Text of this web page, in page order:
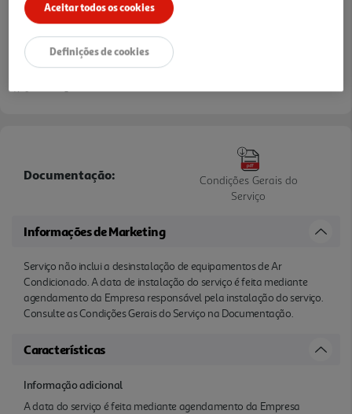
Documentação:
Condições Gerais do
Serviço
Informações de Marketing
Serviço não inclui a desinstalação de equipamentos de Ar
Condicionado. A data de instalação do serviço é feita mediante
agendamento da Empresa responsável pela instalação do serviço.
Consulte as Condições Gerais do Serviço na Documentação.
Características
Informação adicional
A data do serviço é feita mediante agendamento da Empresa
Aceitar todos os cookies
Definições de cookies